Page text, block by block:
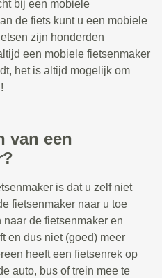
bij een mobiele
de fiets kunt u een mobiele
zijn honderden
een mobiele fietsenmaker
het is altijd mogelijk om
van een
is dat u zelf niet
fietsenmaker naar u toe
naar de fietsenmaker en
en dus niet (goed) meer
heeft een fietsenrek op
auto, bus of trein mee te